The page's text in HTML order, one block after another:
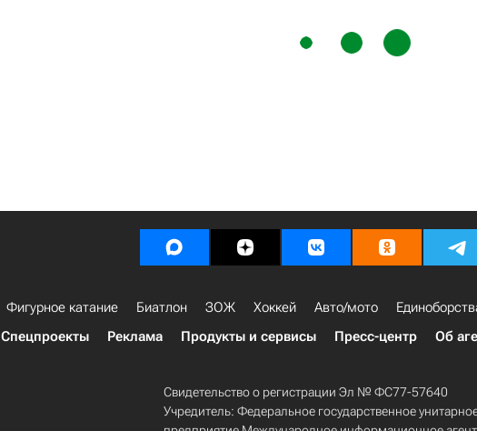
Фигурное катание Биатлон ЗОЖ Хоккей Авто/мото
Спецпроекты
Реклама Продукты и сервисы Пресс-центр Об
Свидетельство о регистрации Эл № ФС77-57640
Учредитель: Федеральное государственное